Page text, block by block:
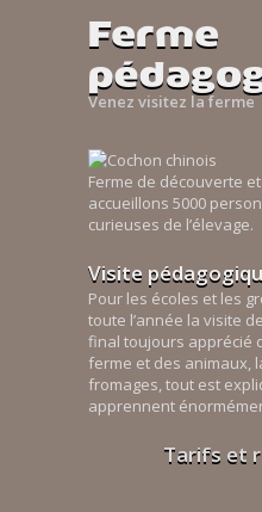
Ferme
Venez visitez la ferme
Ferme de découverte
accueillons 5000
curieuses de l’élevage.
Visite
Pour les écoles et les
toute l’année la visite
final toujours apprécié
ferme et des animaux,
fromages, tout est
apprennent
Tarifs et